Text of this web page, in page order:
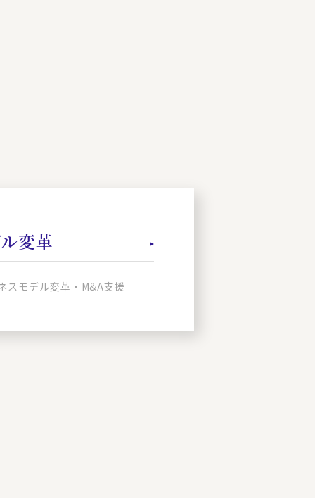
変革
スモデル変革・M&A支援